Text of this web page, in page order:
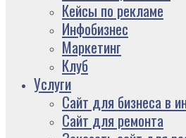
Кейсы по рекламе
Инфобизнес
Маркетинг
Клуб
Услуги
Сайт для бизнеса в
Сайт для ремонта